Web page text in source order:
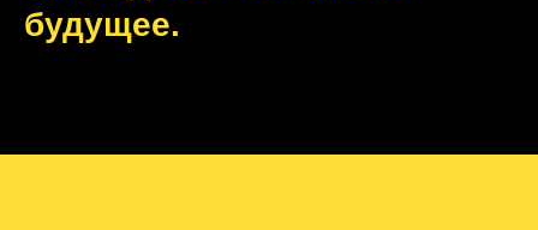
будущее.